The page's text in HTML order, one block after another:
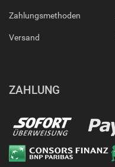
Zahlungsmethoden
Versand
ZAHLUNG